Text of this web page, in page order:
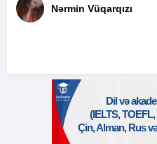
Nərmin Vüqarqızı